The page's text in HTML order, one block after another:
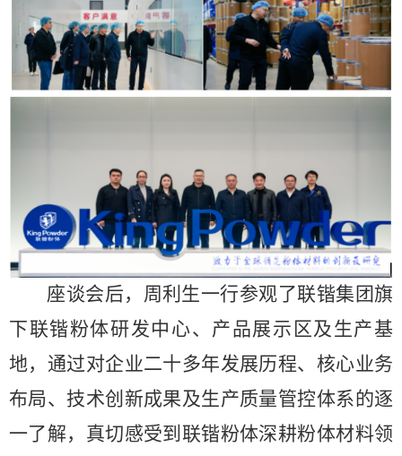
座谈会后，周利生一行参观了联锴集团旗
下联锴粉体研发中心、产品展示区及生产基
地，通过对企业二十多年发展历程、核心业务
布局、技术创新成果及生产质量管控体系的逐
一了解，真切感受到联锴粉体深耕粉体材料领